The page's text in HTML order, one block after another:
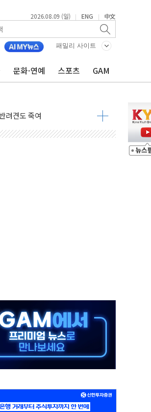
2026.08.09 (일) | ENG | 中文
패밀리 사이트
문화·연예 스포츠 GAM
어선다
金 46.01% vs 鄭 44.53%
68.63%
vs 鄭 44.40%
정청래 44.40%
민석 46.35% 송영길 5.83%
래 41.94% 송영길 7.76%
철거
감축
우 피해 없어
vs 與 "송구한 해프닝"